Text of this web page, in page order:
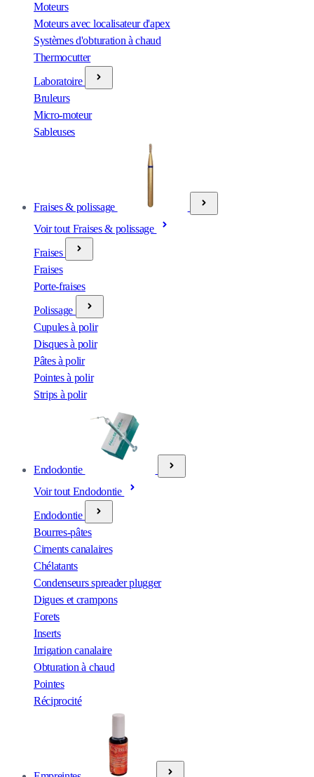
Moteurs
Moteurs avec localisateur d'apex
Systèmes d'obturation à chaud
Thermocutter
Laboratoire
Bruleurs
Micro-moteur
Sableuses
Fraises & polissage
Voir tout Fraises & polissage
Fraises
Fraises
Porte-fraises
Polissage
Cupules à polir
Disques à polir
Pâtes à polir
Pointes à polir
Strips à polir
Endodontie
Voir tout Endodontie
Endodontie
Bourres-pâtes
Ciments canalaires
Chélatants
Condenseurs spreader plugger
Digues et crampons
Forets
Inserts
Irrigation canalaire
Obturation à chaud
Pointes
Réciprocité